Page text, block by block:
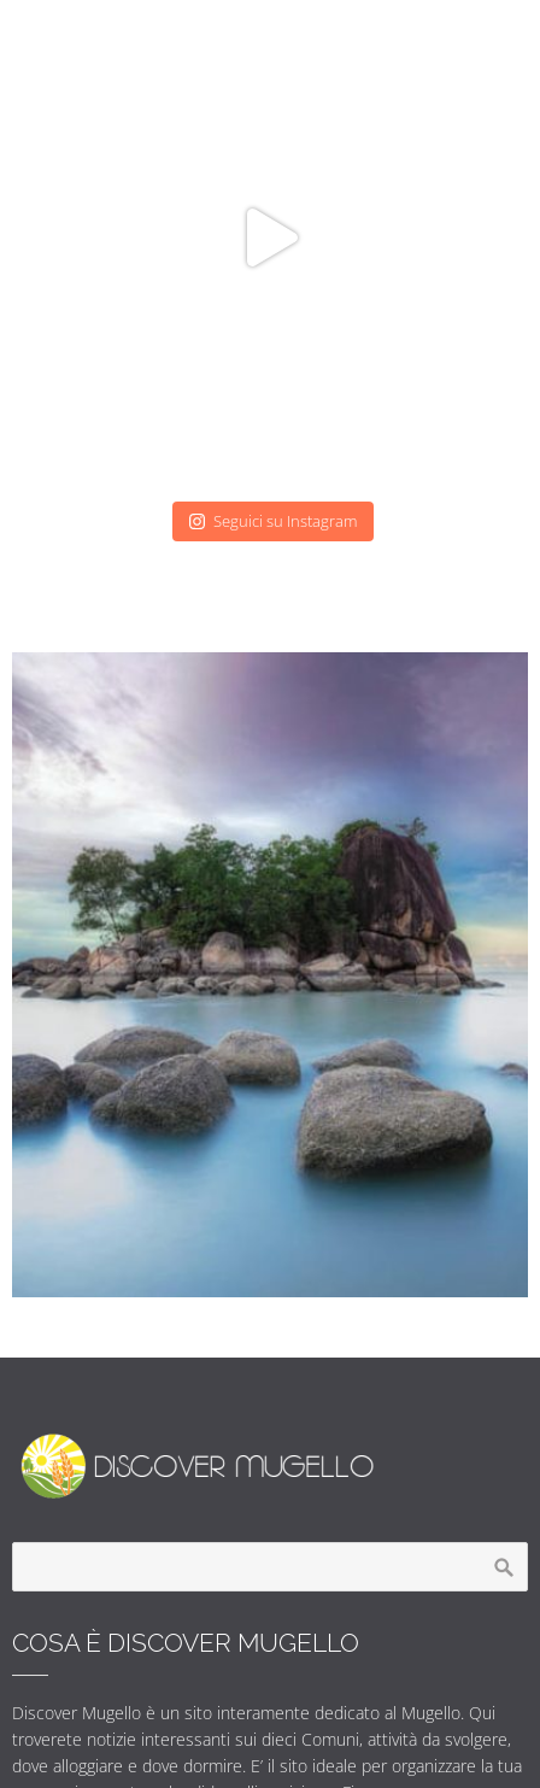
Seguici su Instagram
COSA È DISCOVER MUGELLO
Discover Mugello è un sito interamente dedicato al Mugello. Qui
troverete notizie interessanti sui dieci Comuni, attività da svolgere,
dove alloggiare e dove dormire. E’ il sito ideale per organizzare la tua